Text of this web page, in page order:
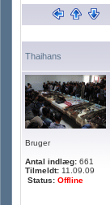
Thaihans
Bruger
Antal indlæg: 661
Tilmeldt: 11.09.09
Status: Offline